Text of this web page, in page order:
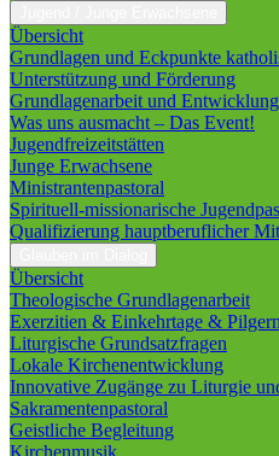
Übersicht
Grundlagen und Eckpunkte
Unterstützung und Förderung
Grundlagenarbeit und Entwicklung
Was uns ausmacht – Das Event!
Jugendfreizeitstätten
Junge Erwachsene
Ministrantenpastoral
Spirituell-missionarische
Qualifizierung hauptberuflicher
Übersicht
Theologische Grundlagenarbeit
Exerzitien & Einkehrtage & Pilgern
Liturgische Grundsatzfragen
Lokale Kirchenentwicklung
Innovative Zugänge zu Liturgie
Sakramentenpastoral
Geistliche Begleitung
Kirchenmusik